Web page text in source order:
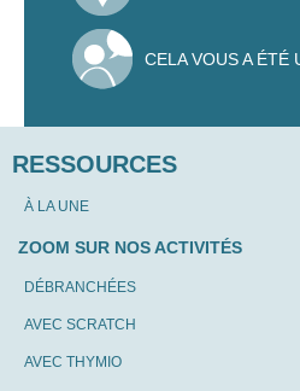
CELA VOUS A ÉTÉ
RESSOURCES
À LA UNE
ZOOM SUR NOS ACTIVITÉS
DÉBRANCHÉES
AVEC SCRATCH
AVEC THYMIO